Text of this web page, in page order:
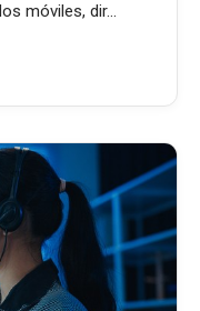
móviles, dir...